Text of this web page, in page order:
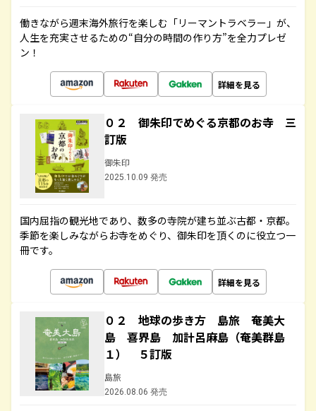
働きながら週末海外旅行を楽しむ「リーマントラベラー」が、
人生を充実させるための“自分の時間の作り方”を全力プレゼ
ン！
詳細を見る
０２ 御朱印でめぐる京都のお寺 三
訂版
御朱印
2025.10.09 発売
国内屈指の観光地であり、数多の寺院が建ち並ぶ古都・京都。
季節を楽しみながらお寺をめぐり、御朱印を頂くのに役立つ一
冊です。
詳細を見る
０２ 地球の歩き方 島旅 奄美大
島 喜界島 加計呂麻島（奄美群島
１） ５訂版
島旅
2026.08.06 発売